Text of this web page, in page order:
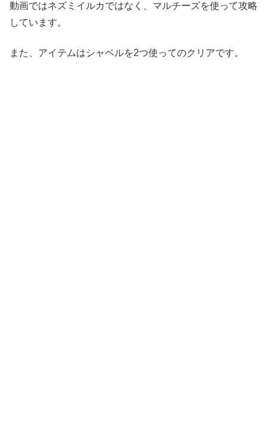
動画ではネズミイルカではなく、マルチーズを使って攻略
しています。
また、アイテムはシャベルを2つ使ってのクリアです。